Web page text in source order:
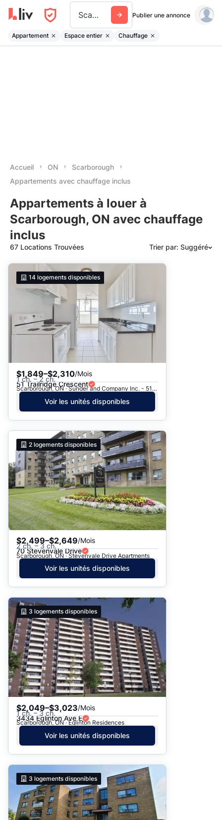
Scarborough Publier une annonce
Appartement Espace entier Chauffage
Accueil ON
Scarborough
Appartements avec chauffage inclus
Appartements à louer à
Scarborough, ON avec chauffage
inclus
67 Locations Trouvées Trier par: Suggéré
Date: les plus récents d’abord
Date: les plus anciens d’abord
Prix - $$$ à $
Prix - $ à $$$
14 logements disponibles
$1,849–$2,310/Mois
1 ch. – 2 ch.
51 Trailridge Crescent
Scarborough, ON · Sunder and Company Inc. - 51 Trailridge Cres.
Voir les unités disponibles
2 logements disponibles
$2,499–$2,649/Mois
2 ch. – 3 ch.
70 Stevenvale Drive
Scarborough, ON · Stevenvale Drive Apartments
Voir les unités disponibles
3 logements disponibles
$2,049–$3,023/Mois
1 ch. – 3 ch.
3434 Eglinton Ave E
Scarborough, ON · Eglinton Residences
Voir les unités disponibles
3 logements disponibles